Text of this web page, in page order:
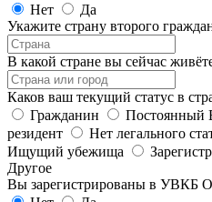
Нет
Да
Укажите страну второго
В какой стране вы сейчас
Каков ваш текущий статус в
Гражданин
резидент
Нет легального
Ищущий убежища
Другое
Вы зарегистрированы в УВКБ